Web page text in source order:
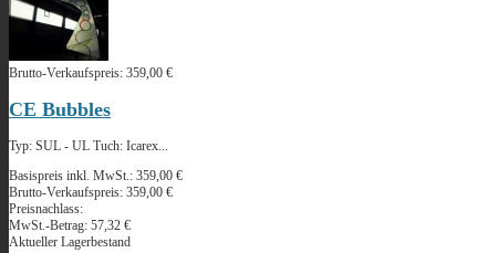
Brutto-Verkaufspreis: 359,00 €
CE Bubbles
Typ: SUL - UL Tuch: Icarex...
Basispreis inkl. MwSt.: 359,00 €
Brutto-Verkaufspreis: 359,00 €
Preisnachlass:
MwSt.-Betrag: 57,32 €
Aktueller Lagerbestand